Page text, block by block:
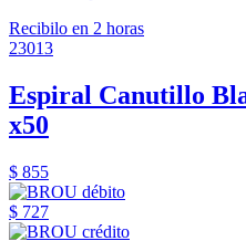
Recibilo en 2 horas
23013
Espiral Canutillo
x50
$ 855
$ 727